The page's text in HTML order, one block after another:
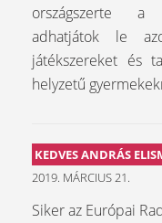
országszerte a
adhatjátok le
játékszereket és
helyzetű
KEDVES ANDRÁS
2019. MÁRCIUS 21.
Siker az Európai